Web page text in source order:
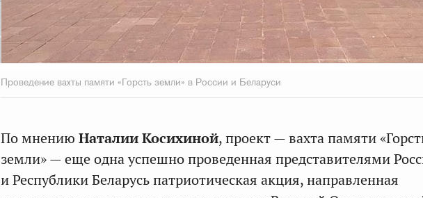
Проведение вахты памяти «Горсть земли» в России и Беларуси
По мнению Наталии Косихиной, проект — вахта памяти
земли» — еще одна успешно проведенная представителями
и Республики Беларусь патриотическая акция, направленная